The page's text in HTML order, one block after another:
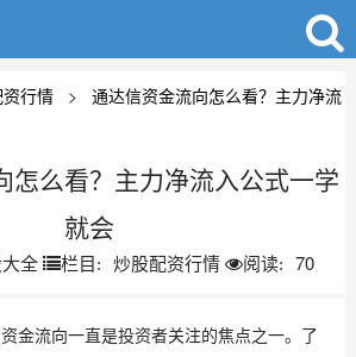
行情 >
通达信资金流向怎么看？主力净流
怎么看？主力净流入公式一学
就会
全 栏目: 炒股配资行情 阅读: 70
金流向一直是投资者关注的焦点之一。了